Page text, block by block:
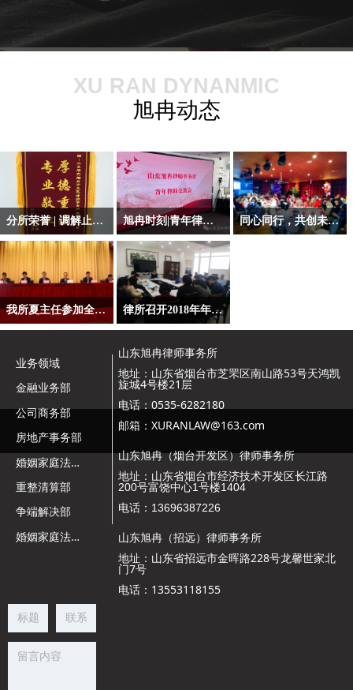
旭冉动态
XU RAN DYNANMIC
分所荣誉 | 调解止纷息讼，旭冉律师事务所陈秀霞、牛蕾律师获赠锦旗 旭冉时刻|青年律师学习交流会 同心同行，共创未来——律所召开2019年年会
我所夏主任参加全市律师工作会议 律所召开2018年年终总结大会
业务领域
金融业务部
公司商务部
房地产事务部
婚
姻家庭法务事业部
重整清算部
争端解决部
婚
姻家庭法务事业部
山东旭冉律师事务所
地址： 山东省烟台市芝罘区南山路53号天鸿凯
旋城4号楼21层
电话：0535-6282180
邮箱：XURANLAW@163.com
山东旭冉（烟台开发区）律师事务所
地址：山东省烟台市经济技术开发区长江路
200号富饶中心1号楼1404
电话：13696387226
山东旭冉（招远）律师事务所
地址：山东省招远市金晖路228号龙馨世家北
门7号
电话：13553118155